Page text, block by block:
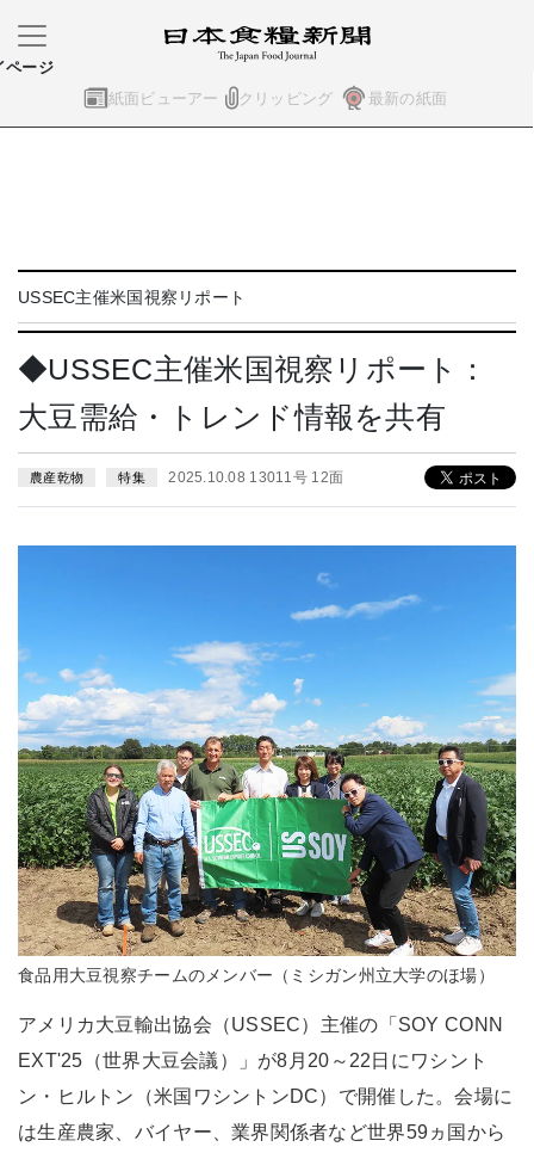
紙面ビューアー クリッピング 最新の紙面
ページ
USSEC主催米国視察リポート
◆USSEC主催米国視察リポート：
大豆需給・トレンド情報を共有
農産乾物 特集 2025.10.08 13011号 12面
食品用大豆視察チームのメンバー（ミシガン州立大学のほ場）
アメリカ大豆輸出協会（USSEC）主催の「SOY CONN
EXT'25（世界大豆会議）」が8月20～22日にワシント
ン・ヒルトン（米国ワシントンDC）で開催した。会場に
は生産農家、バイヤー、業界関係者など世界59ヵ国から